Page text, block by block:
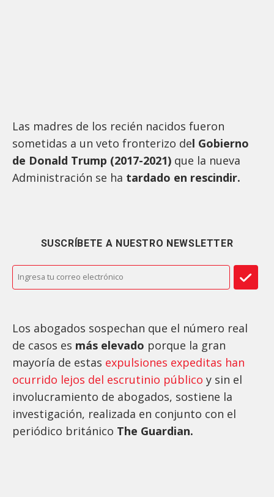
Las madres de los recién nacidos fueron
sometidas a un veto fronterizo del Gobierno
de Donald Trump (2017-2021) que la nueva
Administración se ha tardado en rescindir.
SUSCRÍBETE A NUESTRO NEWSLETTER
Los abogados sospechan que el número real
de casos es más elevado porque la gran
mayoría de estas expulsiones expeditas han
ocurrido lejos del escrutinio público y sin el
involucramiento de abogados, sostiene la
investigación, realizada en conjunto con el
periódico británico The Guardian.